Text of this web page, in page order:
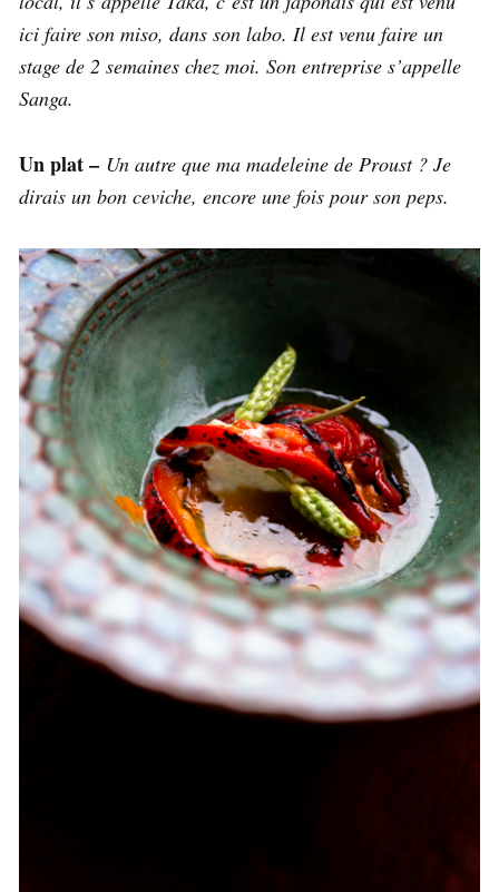
ici faire son miso, dans son labo. Il est venu faire un
stage de 2 semaines chez moi. Son entreprise s’appelle
Sanga.
Un plat – Un autre que ma madeleine de Proust ? Je
dirais un bon ceviche, encore une fois pour son peps.